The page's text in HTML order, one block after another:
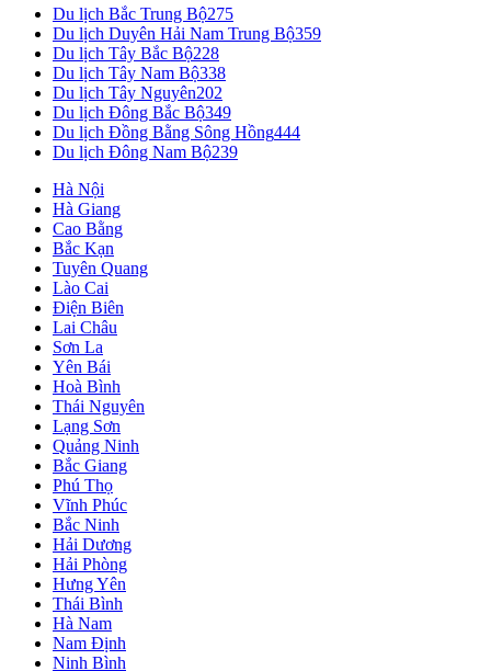
Du lịch Bắc Trung Bộ275
Du lịch Duyên Hải Nam Trung Bộ359
Du lịch Tây Bắc Bộ228
Du lịch Tây Nam Bộ338
Du lịch Tây Nguyên202
Du lịch Đông Bắc Bộ349
Du lịch Đồng Bằng Sông Hồng444
Du lịch Đông Nam Bộ239
Hà Nội
Hà Giang
Cao Bằng
Bắc Kạn
Tuyên Quang
Lào Cai
Điện Biên
Lai Châu
Sơn La
Yên Bái
Hoà Bình
Thái Nguyên
Lạng Sơn
Quảng Ninh
Bắc Giang
Phú Thọ
Vĩnh Phúc
Bắc Ninh
Hải Dương
Hải Phòng
Hưng Yên
Thái Bình
Hà Nam
Nam Định
Ninh Bình